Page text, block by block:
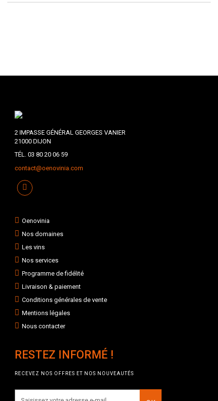
2 IMPASSE GÉNÉRAL GEORGES VANIER
21000 DIJON
TÉL. 03 80 20 06 59
contact@oenovinia.com
Oenovinia
Nos domaines
Les vins
Nos services
Programme de fidélité
Livraison & paiement
Conditions générales de vente
Mentions légales
Nous contacter
RESTEZ INFORMÉ !
RECEVEZ NOS OFFRES ET NOS NOUVEAUTÉS